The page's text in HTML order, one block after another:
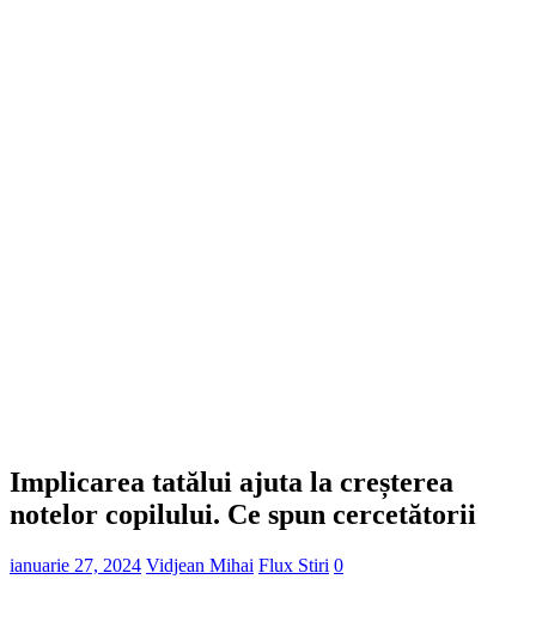
Implicarea tatălui ajuta la creșterea
notelor copilului. Ce spun cercetătorii
ianuarie 27, 2024 Vidjean Mihai Flux Stiri 0